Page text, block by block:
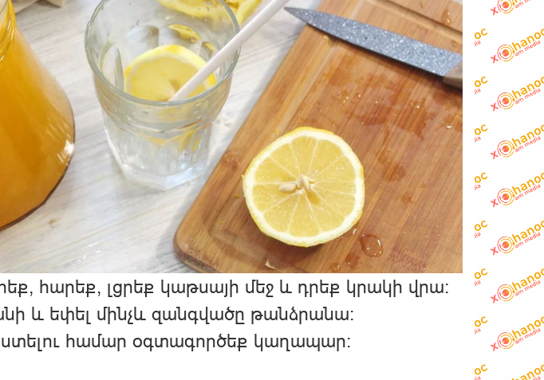
հարեք, լցրեք կաթսայի մեջ և դրեք կրակի վրա։
և եփել մինչև զանգվածը թանձրանա։
համար օգտագործեք կաղապար: